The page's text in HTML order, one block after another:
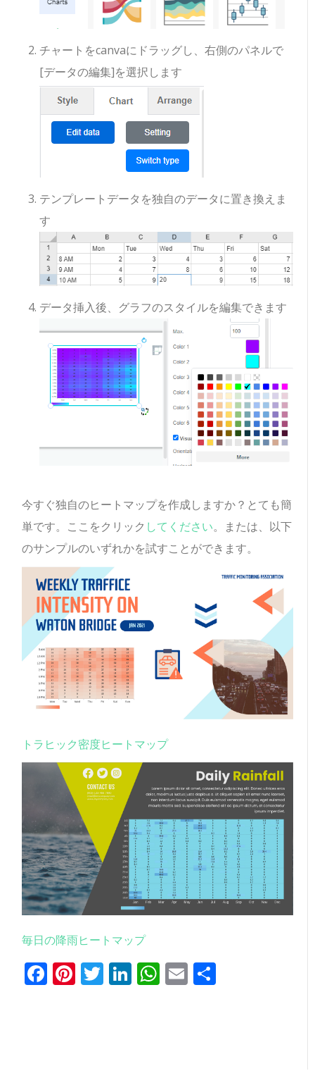
チャートをcanvaにドラッグし、右側のパネルで
[データの編集]を選択します
テンプレートデータを独自のデータに置き換えま
す
データ挿入後、グラフのスタイルを編集できます
今すぐ独自のヒートマップを作成しますか？とても簡
単です。ここをクリック してください。または、以下
のサンプルのいずれかを試すことができます。
トラヒック密度ヒートマップ
毎日の降雨ヒートマップ
Facebook
Pinterest
Twitter
LinkedIn
WhatsApp
Email